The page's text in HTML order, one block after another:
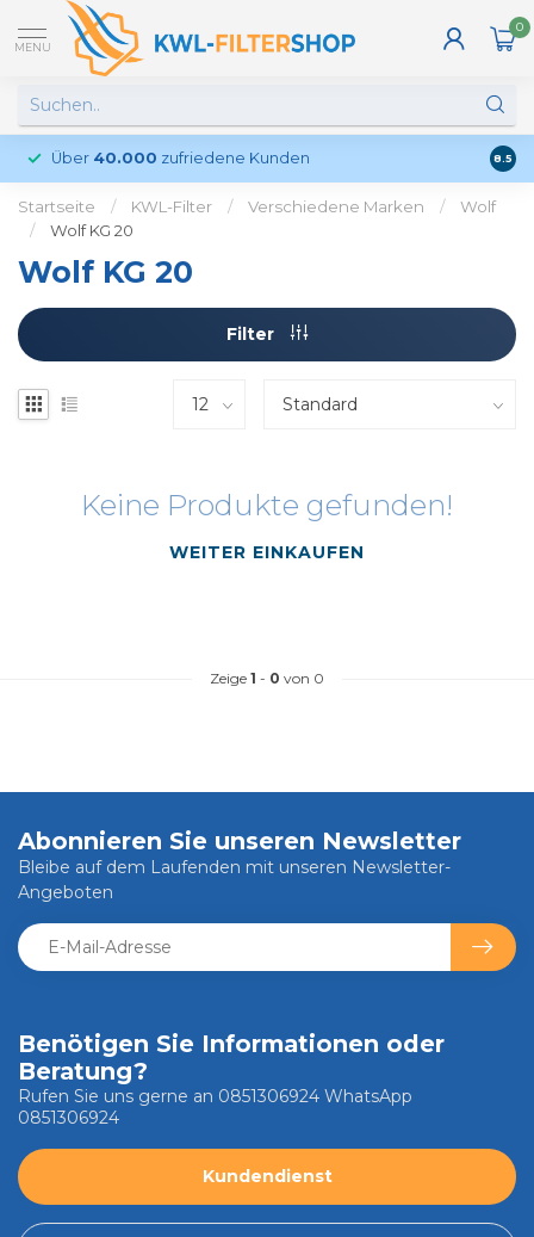
MENU
0
Über 40.000 zufriedene Kunden 8.5
Startseite / KWL-Filter / Verschiedene Marken /
Wolf
/
Wolf KG 20
Wolf KG 20
Filter
Keine Produkte gefunden!
WEITER EINKAUFEN
Zeige 1 - 0 von 0
Benötigen Sie Informationen oder
Beratung?
Rufen Sie uns gerne an 0851306924 WhatsApp
0851306924
Kundendienst
Abonnieren Sie unseren Newsletter
Bleibe auf dem Laufenden mit unseren Newsletter-
Angeboten